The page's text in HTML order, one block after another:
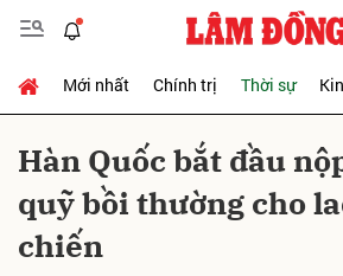
Mới nhất Chính trị Thời sự
Hàn Quốc bắt đầu
quỹ bồi thường cho
chiến
Gửi bình luận